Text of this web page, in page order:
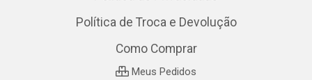
Política de Troca e Devolução
Como Comprar
Meus Pedidos